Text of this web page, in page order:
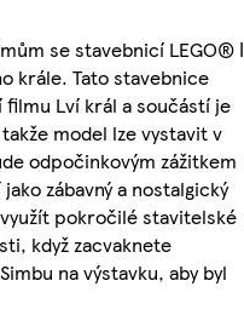
se stavebnicí LEGO® ǀ
krále. Tato stavebnice
Lví král a součástí je
model lze vystavit v
odpočinkovým zážitkem
zábavný a nostalgický
pokročilé stavitelské
když zacvaknete
na výstavku, aby byl